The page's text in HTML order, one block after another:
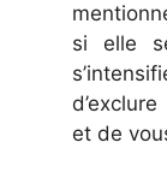
si elle
et de